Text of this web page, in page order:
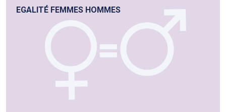
EGALITÉ FEMMES HOMMES